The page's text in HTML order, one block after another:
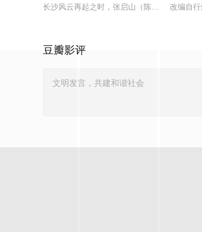
长沙风云再起之时，张启山（陈伟霆 饰）与
改编自
豆瓣影评